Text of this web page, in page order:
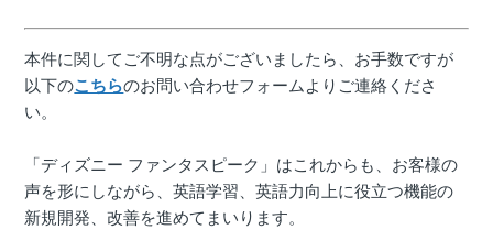
本件に関してご不明な点がございましたら、お手数ですが
以下のこちらのお問い合わせフォームよりご連絡くださ
い。
「ディズニー ファンタスピーク」はこれからも、お客様の
声を形にしながら、英語学習、英語力向上に役立つ機能の
新規開発、改善を進めてまいります。